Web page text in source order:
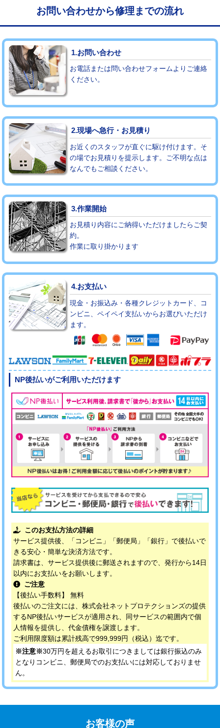
マス交換（深さ50㎝未満） 55,000円
マス交換（深さ50㎝以上） 66,000円
コンクリート斫り（厚さ10㎝まで）
コンクリート斫り（厚さ10㎝超え） 38,500円
モルタル補修（厚さ10㎝まで）
モルタル補修（厚さ10㎝超え） 38,500円
追加人工 16,500円
廃棄・処分 現場見積
※給水管工事は20mmまでの価格です。
お問い合わせから修理までの流れ
1.お問い合わせ
お電話または問い合わせフォームよりご連絡
ください。
2.現場へ急行・お見積り
お近くのスタッフが直ぐに駆け付けます。そ
の場でお見積りを提示します。ご不明な点は
なんでもご相談ください。
3.作業開始
お見積り内容にご納得いただけましたらご契
約。
作業に取り掛かります
4.お支払い
現金・お振込み・各種クレジットカード、コ
ンビニ、ペイペイ支払いからお選びいただけ
ます。
NP後払いがご利用いただけます
このお支払方法の詳細
サービス提供後、「コンビニ」「郵便局」「銀行」で後払いで
きる安心・簡単な決済方法です。
請求書は、サービス提供後に郵送されますので、発行から14日
以内にお支払いをお願いします。
ご注意
【後払い手数料】 無料
後払いのご注文には、株式会社ネットプロテクションズの提供
するNP後払いサービスが適用され、同サービスの範囲内で個
人情報を提供し、代金債権を譲渡します。
ご利用限度額は累計残高で999,999円（税込）迄です。
※注意※30万円を超えるお取引につきましては銀行振込のみ
となりコンビニ、郵便局でのお支払いには対応しておりませ
ん。
お客様の声